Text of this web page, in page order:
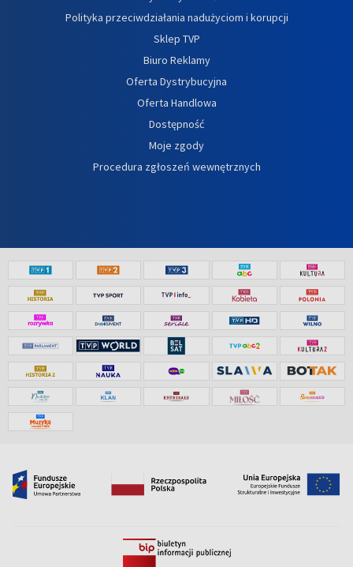
Polityka przeciwdziałania nadużyciom i korupcji
Sklep TVP
Biuro Reklamy
Oferta Dystrybucyjna
Oferta Handlowa
Dostępność
Moje zgody
Procedura zgłoszeń wewnętrznych